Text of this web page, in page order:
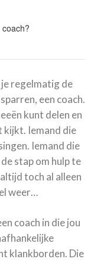
je regelmatig de
een coach.
kunt delen en
kijkt. Iemand die
Iemand die
stap om hulp te
toch al alleen
weer…
coach in die jou
klankborden. Die